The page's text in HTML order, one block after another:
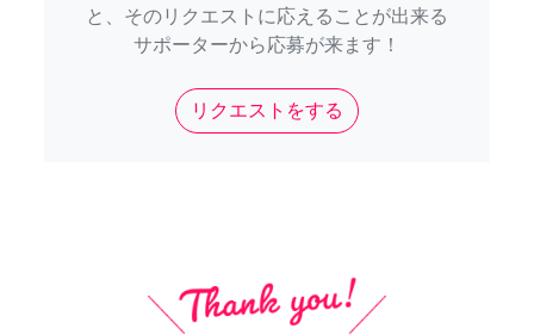
と、そのリクエストに応えることが出来る
サポーターから応募が来ます！
リクエストをする